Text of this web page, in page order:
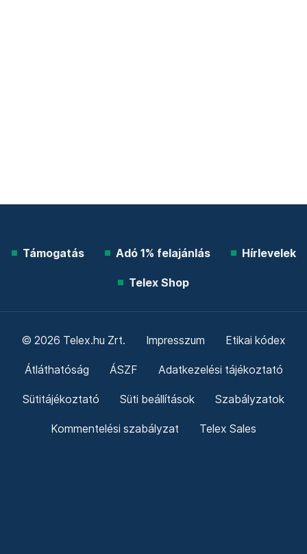
Támogatás Adó 1% felajánlás Hírlevelek
Telex Shop
© 2026 Telex.hu Zrt. Impresszum Etikai kódex
Átláthatóság ÁSZF Adatkezelési tájékoztató
Sütitájékoztató Süti beállítások Szabályzatok
Kommentelési szabályzat Telex Sales